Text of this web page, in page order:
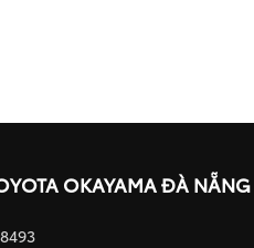
OKAYAMA ĐÀ NẴNG